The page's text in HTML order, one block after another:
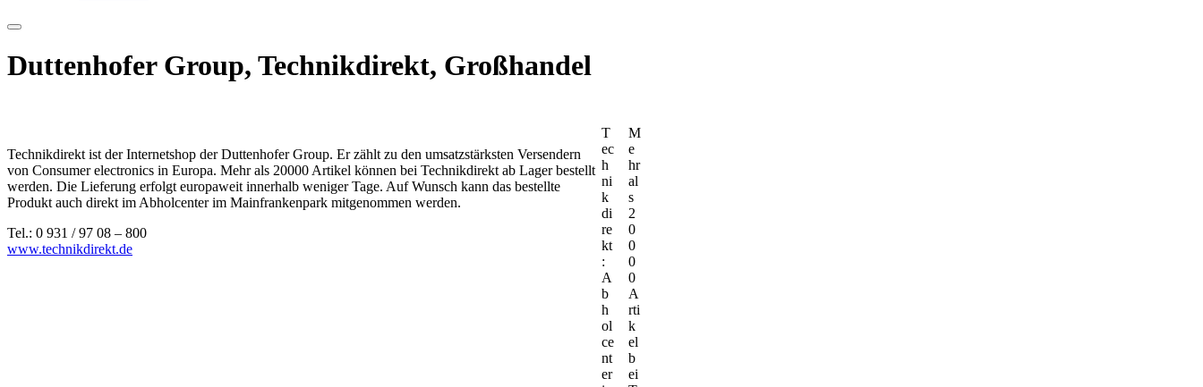
Duttenhofer Group, Technikdirekt, Großhandel
Technikdirekt ist der Internetshop der Duttenhofer Group. Er zählt zu den umsatzstärksten Versendern
von Consumer electronics in Europa. Mehr als 20000 Artikel können bei Technikdirekt ab Lager bestellt
werden. Die Lieferung erfolgt europaweit innerhalb weniger Tage. Auf Wunsch kann das bestellte
Produkt auch direkt im Abholcenter im Mainfrankenpark mitgenommen werden.
Tel.: 0 931 / 97 08 – 800
www.technikdirekt.de
T
ec
h
ni
k
di
re
kt
:
A
b
h
ol
ce
nt
er
M
e
hr
al
s
2
0
0
0
0
A
rti
k
el
b
ei